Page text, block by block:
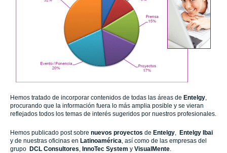
Hemos tratado de incorporar contenidos de todas las áreas de Entelgy
procurando que la información fuera lo más amplia posible y se vieran
reflejados todos los temas de interés sugeridos por nuestros profesionales.
Hemos publicado post sobre nuevos proyectos de Entelgy Entelgy Ibai
y de nuestras oficinas en Latinoamérica , así como de las empresas del
grupo DCL Consultores InnoTec System y VisualMente